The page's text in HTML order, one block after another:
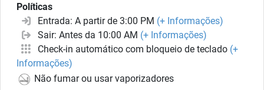
Políticas
Entrada: A partir de 3:00 PM (+ Informações)
Sair: Antes da 10:00 AM (+ Informações)
Check-in automático com bloqueio de teclado (+
Informações)
Não fumar ou usar vaporizadores